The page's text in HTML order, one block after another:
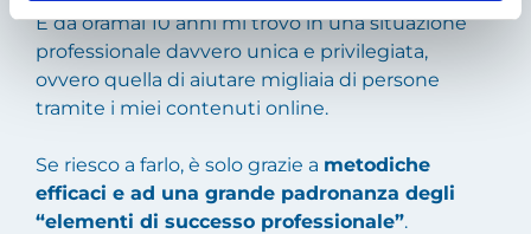
E da oramai 10 anni mi trovo in una situazione
professionale davvero unica e privilegiata,
ovvero quella di aiutare migliaia di persone
tramite i miei contenuti online.
Se riesco a farlo, è solo grazie a metodiche
efficaci e ad una grande padronanza degli
“elementi di successo professionale”.